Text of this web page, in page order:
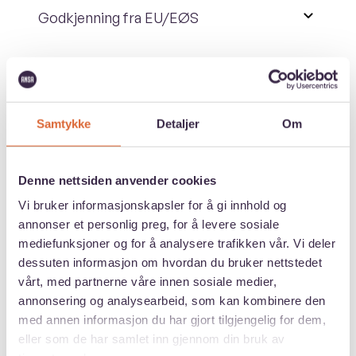
Samtykke Detaljer Om
Denne nettsiden anvender cookies
Vi bruker informasjonskapsler for å gi innhold og
annonser et personlig preg, for å levere sosiale
mediefunksjoner og for å analysere trafikken vår. Vi deler
dessuten informasjon om hvordan du bruker nettstedet
vårt, med partnerne våre innen sosiale medier,
annonsering og analysearbeid, som kan kombinere den
med annen informasjon du har gjort tilgjengelig for dem,
eller som de har samlet inn gjennom din bruk av
Godkjenning fra EU/EØS
Helsedirektoratet har laget en kort
informasjonsfilm som forklarer disse reglene på
YouTube.
Finansiering
Kan jeg få støtte fra Lånekassen?